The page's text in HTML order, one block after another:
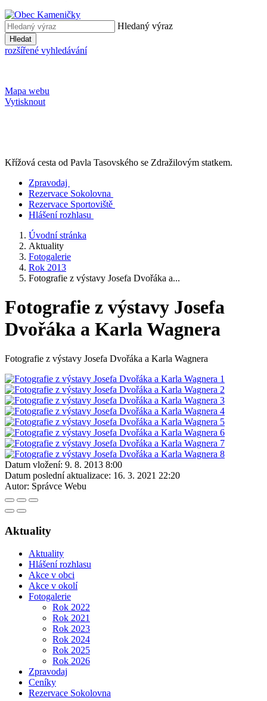
Hledaný výraz
Hledat
rozšířené vyhledávání
Mapa webu
Vytisknout
Křížová cesta od Pavla Tasovského se Zdražilovým statkem.
Zpravodaj
Rezervace Sokolovna
Rezervace Sportoviště
Hlášení rozhlasu
Úvodní stránka
Aktuality
Fotogalerie
Rok 2013
Fotografie z výstavy Josefa Dvořáka a...
Fotografie z výstavy Josefa
Dvořáka a Karla Wagnera
Fotografie z výstavy Josefa Dvořáka a Karla Wagnera
Datum vložení: 9. 8. 2013 8:00
Datum poslední aktualizace: 16. 3. 2021 22:20
Autor: Správce Webu
Aktuality
Aktuality
Hlášení rozhlasu
Akce v obci
Akce v okolí
Fotogalerie
Rok 2022
Rok 2021
Rok 2023
Rok 2024
Rok 2025
Rok 2026
Zpravodaj
Ceníky
Rezervace Sokolovna